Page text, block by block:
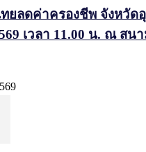
ยลดค่าครองชีพ จังหวัด
เวลา 11.00 น. ณ สนา